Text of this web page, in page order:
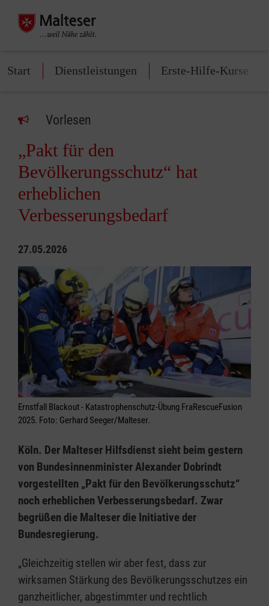
Start Dienstleistungen Erste-Hilfe-Kurse
Vorlesen
„Pakt für den
Bevölkerungsschutz“ hat
erheblichen
Verbesserungsbedarf
27.05.2026
Ernstfall Blackout - Katastrophenschutz-Übung FraRescueFusion
2025. Foto: Gerhard Seeger/Malteser.
Köln. Der Malteser Hilfsdienst sieht beim gestern
von Bundesinnenminister Alexander Dobrindt
vorgestellten „Pakt für den Bevölkerungsschutz“
noch erheblichen Verbesserungsbedarf. Zwar
begrüßen die Malteser die Initiative der
Bundesregierung.
„Gleichzeitig stellen wir aber fest, dass zur
wirksamen Stärkung des Bevölkerungsschutzes ein
ganzheitlicher, abgestimmter und rechtlich